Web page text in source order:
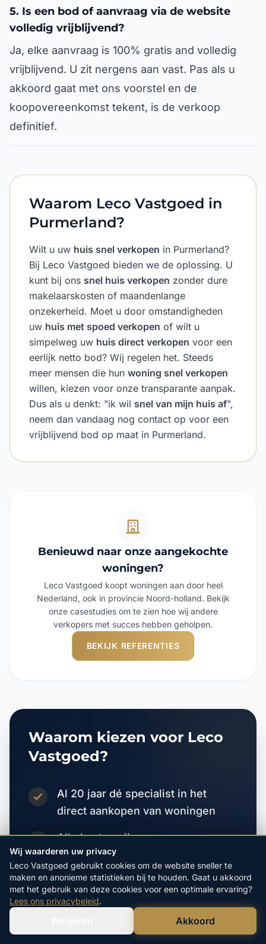
5. Is een bod of aanvraag via de website
volledig vrijblijvend?
Ja, elke aanvraag is 100% gratis and volledig
vrijblijvend. U zit nergens aan vast. Pas als u
akkoord gaat met ons voorstel en de
koopovereenkomst tekent, is de verkoop
definitief.
Waarom Leco Vastgoed in
Purmerland?
Wilt u uw huis snel verkopen in Purmerland?
Bij Leco Vastgoed bieden we de oplossing. U
kunt bij ons snel huis verkopen zonder dure
makelaarskosten of maandenlange
onzekerheid. Moet u door omstandigheden
uw huis met spoed verkopen of wilt u
simpelweg uw huis direct verkopen voor een
eerlijk netto bod? Wij regelen het. Steeds
meer mensen die hun woning snel verkopen
willen, kiezen voor onze transparante aanpak.
Dus als u denkt: "ik wil snel van mijn huis af",
neem dan vandaag nog contact op voor een
vrijblijvend bod op maat in Purmerland.
Benieuwd naar onze aangekochte
woningen?
Leco Vastgoed koopt woningen aan door heel
Nederland, ook in provincie Noord-holland. Bekijk
onze casestudies om te zien hoe wij andere
verkopers met succes hebben geholpen.
BEKIJK REFERENTIES
Waarom kiezen voor Leco
Vastgoed?
Al 20 jaar dé specialist in het
direct aankopen van woningen
Alle kosten zijn voor onze
rekening, u betaalt helemaal niets
Gratis en vrijblijvende
onderhandelingen en bod
Directe zekerheid zonderBel Ons Direct
Wij waarderen uw privacy
Leco Vastgoed gebruikt cookies om de website sneller te
maken en anonieme statistieken bij te houden. Gaat u akkoord
met het gebruik van deze cookies voor een optimale ervaring?
Lees ons privacybeleid.
Akkoord